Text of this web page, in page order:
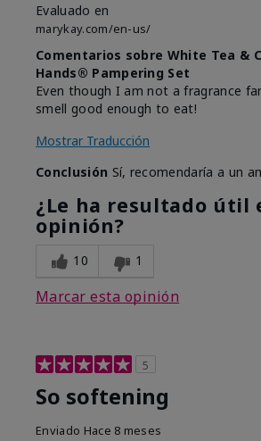
Evaluado en
marykay.com/en-us/
Comentarios sobre White Tea &
Hands® Pampering Set
Even though I am not a fragrance
smell good enough to eat!
Mostrar Traducción
Conclusión Sí, recomendaría a un
¿Le ha resultado útil
opinión?
10 1
Marcar esta opinión
5
So softening
Enviado Hace 8 meses